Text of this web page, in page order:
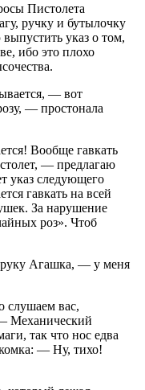
Пистолета
ручку и бутылочку
указ о том,
ибо это плохо
— вот
— простонала
Вообще гавкать
— предлагаю
указ следующего
гавкать на всей
За нарушение
роз». Чтоб
Агашка, — у меня
слушаем вас,
Механический
так что нос едва
— Ну, тихо!